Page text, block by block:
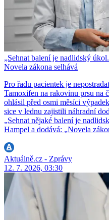
„Sehnat balení je nadlidský
Novela zákona selhává
Pro řadu pacientek je
Tamoxifen na rakovinu prsu na
ohlásil před osmi měsíci
sice v lednu zajistili náhradní
„Sehnat nějaké balení je
Hampel a dodává: „Novela
Aktuálně.cz - Zprávy
12. 7. 2026, 03:30